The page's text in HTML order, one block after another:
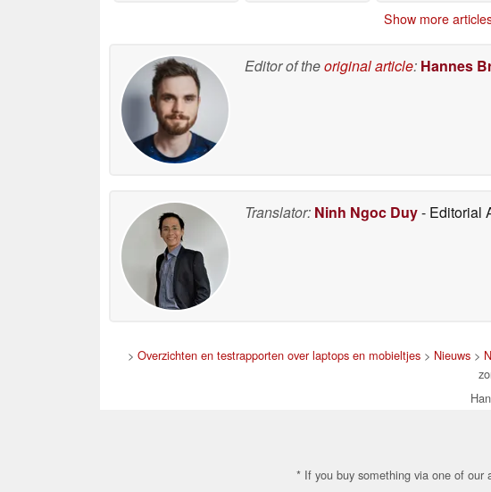
Show more
Editor of theoriginal article: Hannes
Translator: Ninh Ngoc Duy- Editorial
> Overzichten en testrapporten over laptops en mobieltjes> Nieuws>
* If you buy something via one of our